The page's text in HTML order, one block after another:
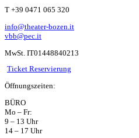
T +39 0471 065 320
info@theater-bozen.it
vbb@pec.it
MwSt. IT01448840213
W
ha
ts
ap
p
Ticket Reservierung
Öffnungszeiten:
BÜRO
Mo – Fr:
9 – 13 Uhr
14 – 17 Uhr